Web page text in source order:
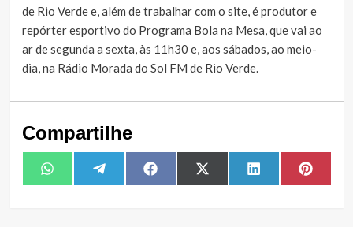
de Rio Verde e, além de trabalhar com o site, é produtor e
repórter esportivo do Programa Bola na Mesa, que vai ao
ar de segunda a sexta, às 11h30 e, aos sábados, ao meio-
dia, na Rádio Morada do Sol FM de Rio Verde.
Compartilhe
Share
on
WhatsAppShare
on
TelegramShare
on
FacebookShare
on
X
(Twitter)
Share
on
LinkedIn Share
on